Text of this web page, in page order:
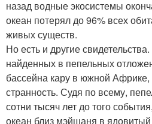
назад водные экосистемы
океан потерял до 96% всех
живых существ.
Но есть и другие
найденных в пепельных
бассейна кару в южной
странность. Судя по всему,
сотни тысяч лет до того
океан близ мэйшаня в